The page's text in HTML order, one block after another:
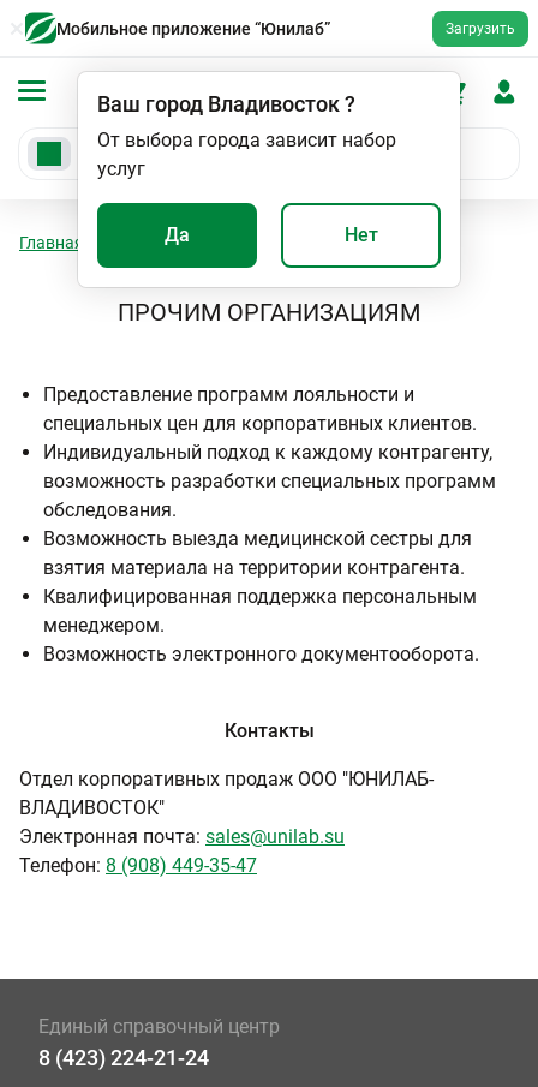
Мобильное приложение “Юнилаб” Загрузить
Ваш город Владивосток?
От выбора города зависит набор
услуг
Да Нет
Главная Прочим организациям
ПРОЧИМ ОРГАНИЗАЦИЯМ
Предоставление программ лояльности и
специальных цен для корпоративных клиентов.
Индивидуальный подход к каждому контрагенту,
возможность разработки специальных программ
обследования.
Возможность выезда медицинской сестры для
взятия материала на территории контрагента.
Квалифицированная поддержка персональным
менеджером.
Возможность электронного документооборота.
Контакты
Отдел корпоративных продаж ООО "ЮНИЛАБ-
ВЛАДИВОСТОК"
Электронная почта: sales@unilab.su
Телефон: 8 (908) 449-35-47
Единый справочный центр
8 (423) 224-21-24